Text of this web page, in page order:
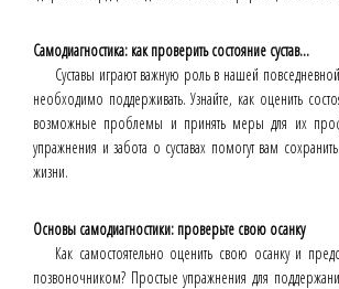
Самодиагностика: как проверить состояние сустав...
Суставы играют важную роль в нашей
необходимо поддерживать. Узнайте, как оценить
возможные проблемы и принять меры для их
упражнения и забота о суставах помогут вам сохранить
жизни.
Основы самодиагностики: проверьте свою осанку
Как самостоятельно оценить свою осанку и
позвоночником? Простые упражнения для